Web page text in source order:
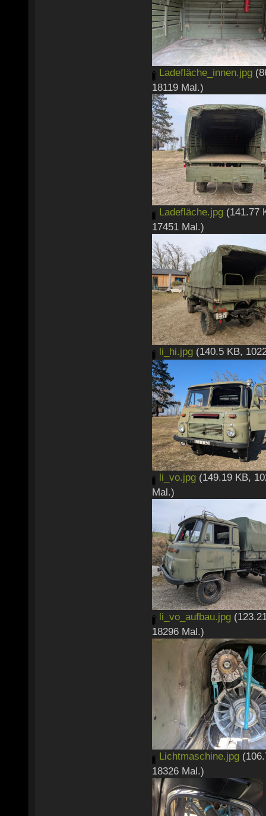
Ladefläche_innen.jpg
18119 Mal.)
Ladefläche.jpg (141.77
17451 Mal.)
li_hi.jpg (140.5 KB,
li_vo.jpg (149.19 KB,
Mal.)
li_vo_aufbau.jpg
18296 Mal.)
Lichtmaschine.jpg
18326 Mal.)